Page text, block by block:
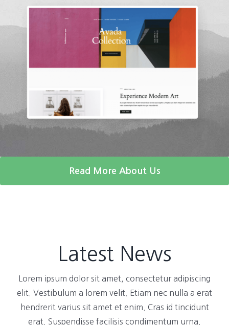
Read More About Us
Latest News
Lorem ipsum dolor sit amet, consectetur adipiscing
elit. Vestibulum a lorem velit. Etiam nec nulla a erat
hendrerit varius sit amet et enim. Cras id tincidunt
erat. Suspendisse facilisis condimentum urna.